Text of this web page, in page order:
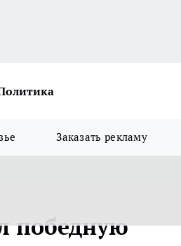
Заказать рекламу
победную